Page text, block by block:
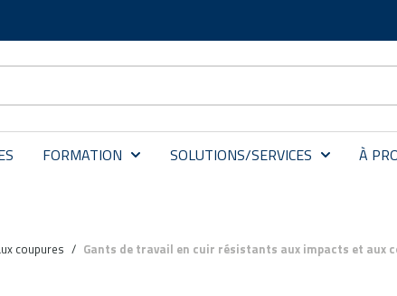
FORMATION SOLUTIONS/SERVICES À
coupures / Gants de travail en cuir résistants aux impacts et aux